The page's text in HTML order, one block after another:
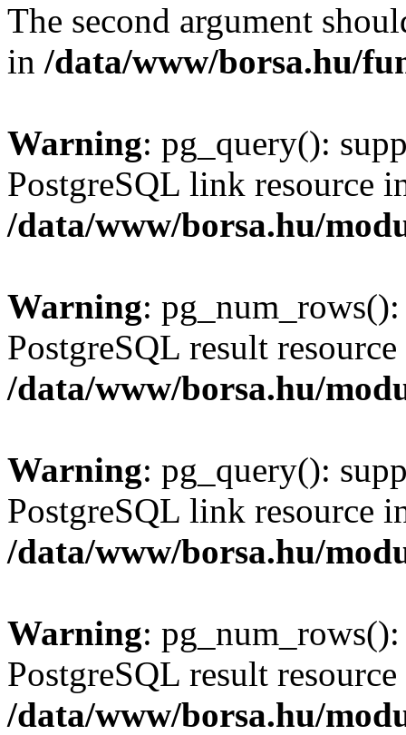
The second argument
in /data/www/borsa.hu/
Warning: pg_query():
PostgreSQL link resource
/data/www/borsa.hu/
Warning:
PostgreSQL result
/data/www/borsa.hu/
Warning: pg_query():
PostgreSQL link resource
/data/www/borsa.hu/
Warning:
PostgreSQL result
/data/www/borsa.hu/